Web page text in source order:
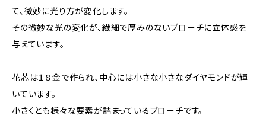
て、微妙に光り方が変化します。
その微妙な光の変化が、繊細で厚みのないブローチに立体感を
与えています。
花芯は１８金で作られ、中心には小さな小さなダイヤモンドが輝
いています。
小さくとも様々な要素が詰まっているブローチです。